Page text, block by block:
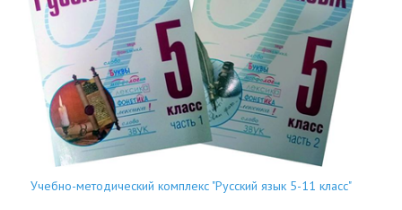
Учебно-методический комплекс "Русский язык 5-11 класс"